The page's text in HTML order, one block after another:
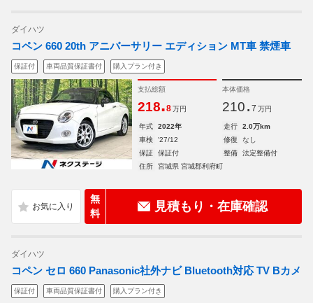
ダイハツ
コペン 660 20th アニバーサリー エディション MT車 禁煙車
保証付 車両品質保証書付 購入プラン付き
支払総額
218.8 万円
本体価格
210. 7 万円
年式 2022年 走行
2.0万km
車検
'27/12 修復
なし
保証
保証付 整備
法定整備付
住所
宮城県 宮城郡利府町
無
料
見積もり・在庫確認
ダイハツ
コペン セロ 660 Panasonic社外ナビ Bluetooth対応 TV Bカメ
保証付 車両品質保証書付 購入プラン付き